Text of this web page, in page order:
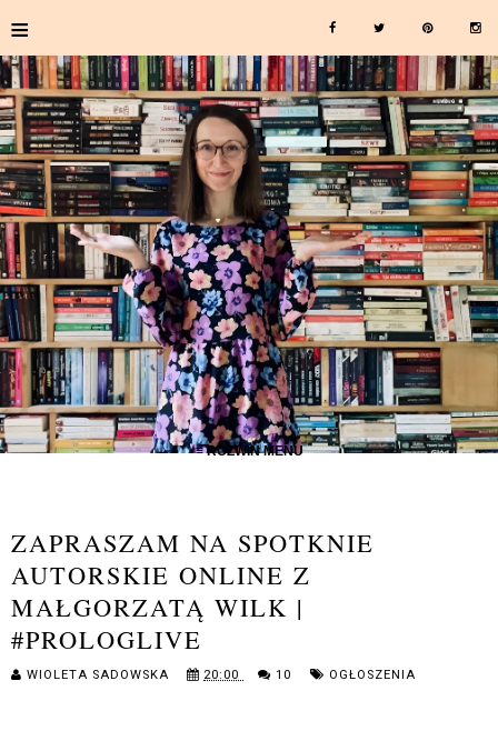
≡
≡ ROZWIŃ MENU
ZAPRASZAM NA SPOTKNIE
AUTORSKIE ONLINE Z
MAŁGORZATĄ WILK |
#PROLOGLIVE
WIOLETA SADOWSKA 20:00 10 OGŁOSZENIA